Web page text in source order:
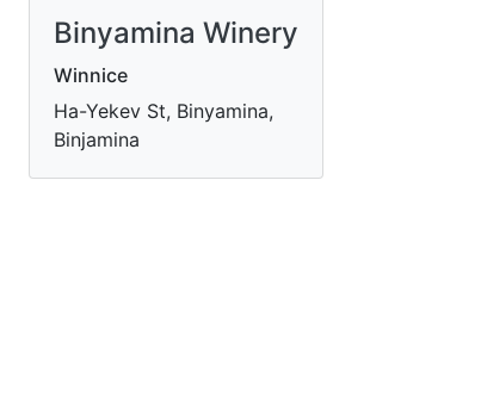
Binyamina Winery
Winnice
Ha-Yekev St, Binyamina,
Binjamina